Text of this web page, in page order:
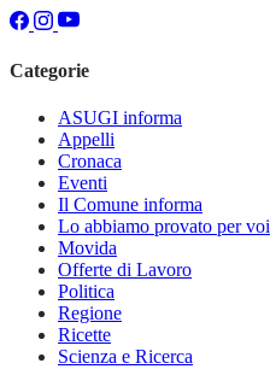
Categorie
ASUGI informa
Appelli
Cronaca
Eventi
Il Comune informa
Lo abbiamo provato per voi
Movida
Offerte di Lavoro
Politica
Regione
Ricette
Scienza e Ricerca